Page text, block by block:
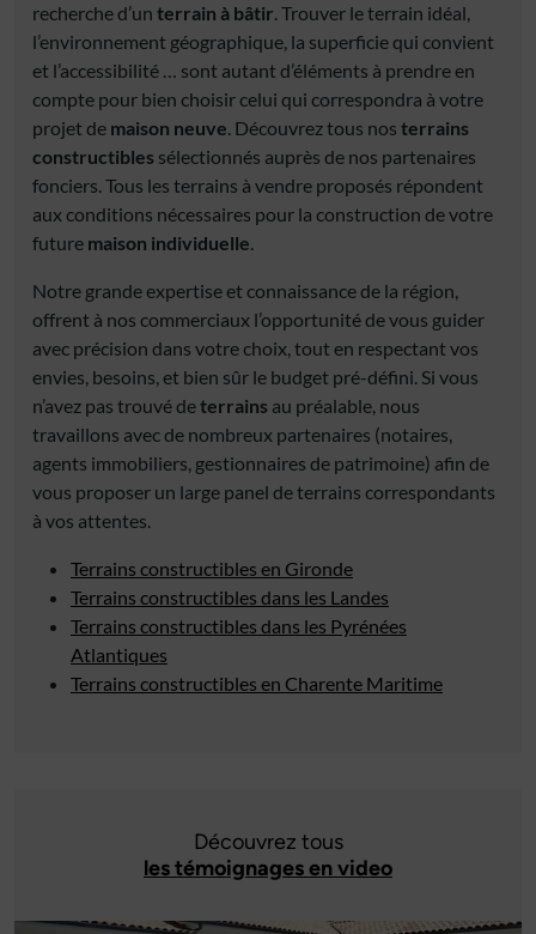
recherche d’un terrain à bâtir. Trouver le terrain idéal,
l’environnement géographique, la superficie qui convient
et l’accessibilité … sont autant d’éléments à prendre en
compte pour bien choisir celui qui correspondra à votre
projet de maison neuve. Découvrez tous nos terrains
constructibles sélectionnés auprès de nos partenaires
fonciers. Tous les terrains à vendre proposés répondent
aux conditions nécessaires pour la construction de votre
future maison individuelle.
Notre grande expertise et connaissance de la région,
offrent à nos commerciaux l’opportunité de vous guider
avec précision dans votre choix, tout en respectant vos
envies, besoins, et bien sûr le budget pré-défini. Si vous
n’avez pas trouvé deterrains au préalable, nous
travaillons avec de nombreux partenaires (notaires,
agents immobiliers, gestionnaires de patrimoine) afin de
vous proposer un large panel de terrains correspondants
à vos attentes.
Terrains constructibles en Gironde
Terrains constructibles dans les Landes
Terrains constructibles dans les Pyrénées
Atlantiques
Terrains constructibles en Charente Maritime
Découvrez tous
les témoignages en video